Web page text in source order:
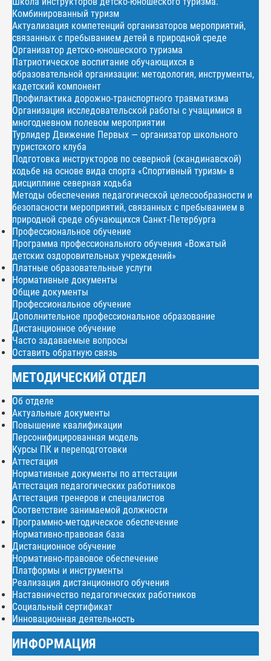
Комбинированный туризм
Актуализация компетенций организаторов мероприятий,
связанных с пребыванием детей в природной среде
Организатор детско-юношеского туризма
Патриотическое воспитание обучающихся в
образовательной организации: методология, инструменты,
кадетский компонент
Профилактика дорожно-транспортного травматизма
Организация исследовательской работы с учащимися в
многодневном полевом мероприятии
Турлидер Движение Первых — организатор школьного
туристского клуба
Подготовка инструкторов по северной (скандинавской)
ходьбе на основе вида спорта «Спортивный туризм» в
дисциплине северная ходьба
Методы обеспечения педагогической целесообразности и
безопасности мероприятий, связанных с пребыванием в
природной среде обучающихся Санкт-Петербурга
Профессиональное обучение
Программа профессионального обучения «Вожатый
детских оздоровительных учреждений»
Платные образовательные услуги
Нормативные документы
Общие документы
Профессиональное обучение
Дополнительное профессиональное образование
Дистанционное обучение
Часто задаваемые вопросы
Оставить обратную связь
МЕТОДИЧЕСКИЙ ОТДЕЛ
Об отделе
Актуальные документы
Повышение квалификации
Персонифицированная модель
Курсы ПК и переподготовки
Аттестация
Нормативные документы по аттестации
Аттестация педагогических работников
Аттестация тренеров и специалистов
Соответствие занимаемой должности
Программно-методическое обеспечение
Нормативно-правовая база
Дистанционное обучение
Нормативно-правовое обеспечение
Платформы и инструменты
Реализация дистанционного обучения
Наставничество педагогических работников
Социальный сертификат
Инновационная деятельность
ИНФОРМАЦИЯ